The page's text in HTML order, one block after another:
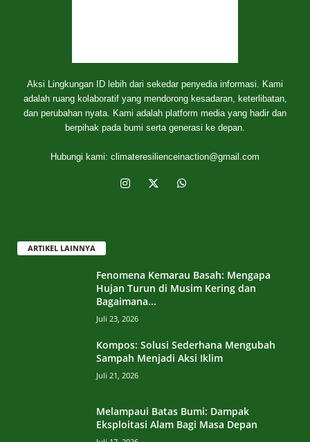
Aksi Lingkungan ID lebih dari sekedar penyedia informasi. Kami
adalah ruang kolaboratif yang mendorong kesadaran, keterlibatan,
dan perubahan nyata. Kami adalah platform media yang hadir dan
berpihak pada bumi serta generasi ke depan.
Hubungi kami: climateresilienceinaction@gmail.com
ARTIKEL LAINNYA
Fenomena Kemarau Basah: Mengapa
Hujan Turun di Musim Kering dan
Bagaimana...
Juli 23, 2026
Kompos: Solusi Sederhana Mengubah
Sampah Menjadi Aksi Iklim
Juli 21, 2026
Melampaui Batas Bumi: Dampak
Eksploitasi Alam Bagi Masa Depan